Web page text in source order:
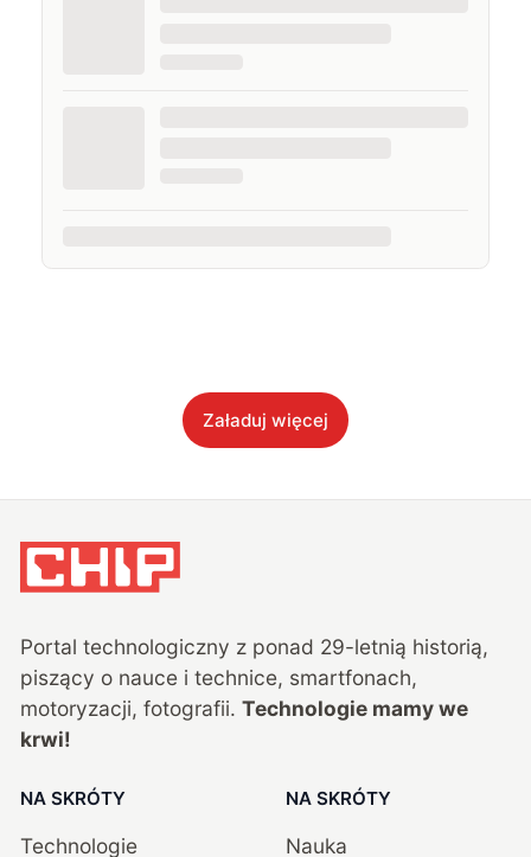
Załaduj więcej
Portal technologiczny z ponad 29-letnią historią,
piszący o nauce i technice, smartfonach,
motoryzacji, fotografii. Technologie mamy we
krwi!
NA SKRÓTY
Technologie
NA SKRÓTY
Nauka